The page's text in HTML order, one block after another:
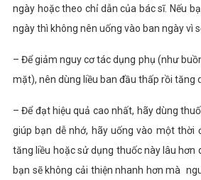
ngày hoặc theo chỉ dẫn của bác sĩ. Nếu
ngày thì không nên uống vào ban ngày vì
– Để giảm nguy cơ tác dụng phụ (như
mặt), nên dùng liều ban đầu thấp rồi tăng
– Để đạt hiệu quả cao nhất, hãy dùng
giúp bạn dễ nhớ, hãy uống vào một thời
tăng liều hoặc sử dụng thuốc này lâu hơn
bạn sẽ không cải thiện nhanh hơn mà